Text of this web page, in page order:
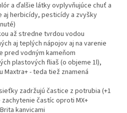
a ďalšie látky ovplyvňujúce chuť a
aj herbicídy, pesticídy a zvyšky
až stredne tvrdou vodou
aj teplých nápojov aj na varenie
pred vodným kameňom
plastových fliaš (o objeme 1l),
- teda tiež znamená
zadržujú častice z potrubia (+1
častíc oproti MX+
kanvicami